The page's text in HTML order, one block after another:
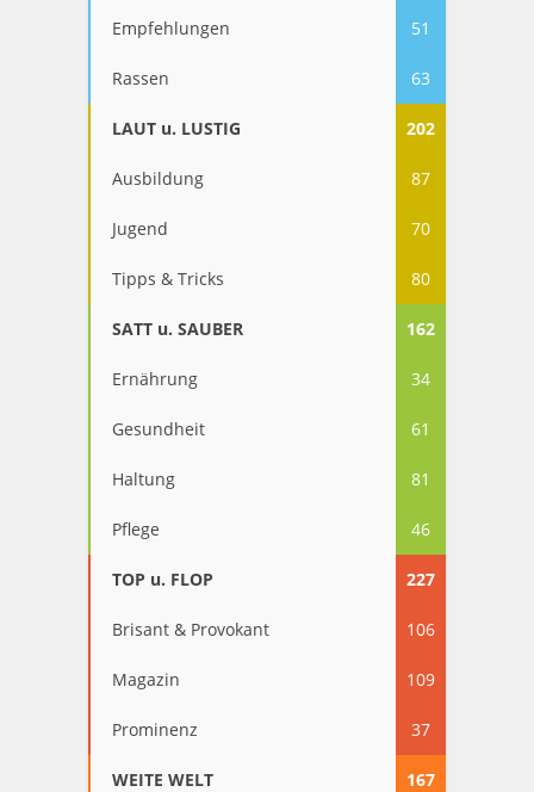
Empfehlungen 51
Rassen 63
LAUT u. LUSTIG 202
Ausbildung 87
Jugend 70
Tipps & Tricks 80
SATT u. SAUBER 162
Ernährung 34
Gesundheit 61
Haltung 81
Pflege 46
TOP u. FLOP 227
Brisant & Provokant 106
Magazin 109
Prominenz 37
WEITE WELT 167